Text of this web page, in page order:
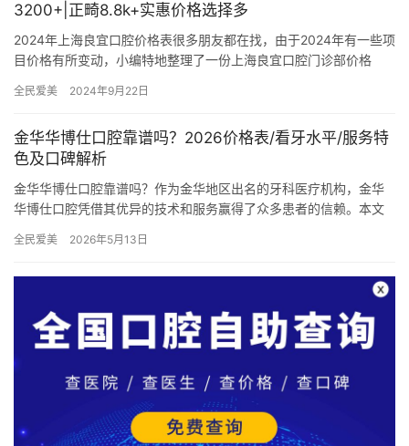
3200+|正畸8.8k+实惠价格选择多
2024年上海良宜口腔价格表很多朋友都在找，由于2024年有一些项
目价格有所变动，小编特地整理了一份上海良宜口腔门诊部价格
全民爱美 2024年9月22日
金华华博仕口腔靠谱吗？2026价格表/看牙水平/服务特
色及口碑解析
金华华博仕口腔靠谱吗？作为金华地区出名的牙科医疗机构，金华
华博仕口腔凭借其优异的技术和服务赢得了众多患者的信赖。本文
明智的…
全民爱美 2026年5月13日